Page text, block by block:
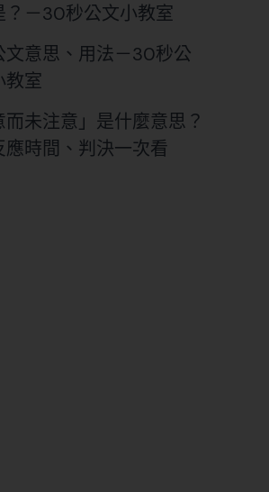
？－30秒公文小教室
文意思、用法－30秒公
教室
而未注意」是什麼意思？
應時間、判決一次看